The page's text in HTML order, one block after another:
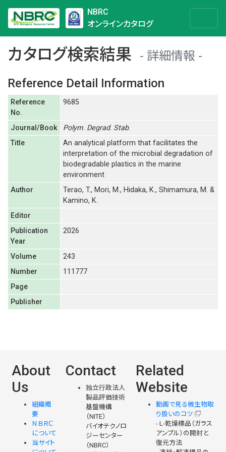
NBRC
オンラインカタログ
カタログ検索結果
詳細情報
Reference Detail Information
Reference
No.
9685
Journal/Book Polym. Degrad. Stab.
Title
An analytical platform that facilitates the
interpretation of the microbial degradation of
biodegradable plastics in the marine
environment
Author
Terao, T., Mori, M., Hidaka, K., Shimamura, M. &
Kamino, K.
Editor
Publication
Year
2026
Volume
243
Number
111777
Page
Publisher
About
Us
組織概
要
ＮＢＲＣ
について
当サイト
Contact
独立行政法人
製品評価技術
基盤機構
（NITE）
バイオテクノロ
ジーセンター
（NBRC）
Related
Website
動画で見る微生物取
り扱いのコツ
- L-乾燥標品（ガラス
アンプル）の開封と
復元方法